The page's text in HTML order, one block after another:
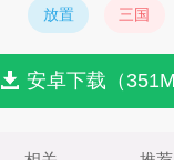
放置 三国
安卓下载（351M